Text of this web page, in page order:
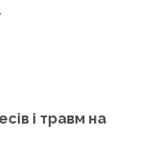
і травм на